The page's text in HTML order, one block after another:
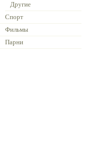
Другие
Спорт
Фильмы
Парни